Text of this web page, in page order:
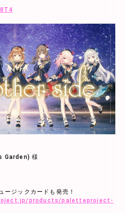
Garden) 様
ジックカードも発売！
products/paletteproject-